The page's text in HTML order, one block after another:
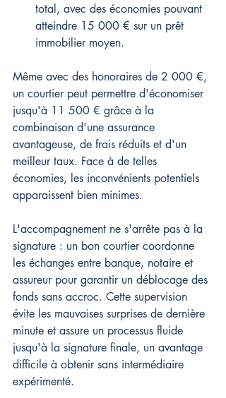
total, avec des économies pouvant
atteindre 15 000 € sur un prêt
immobilier moyen.
Même avec des honoraires de 2 000 €,
un courtier peut permettre d'économiser
jusqu'à 11 500 € grâce à la
combinaison d'une assurance
avantageuse, de frais réduits et d'un
meilleur taux. Face à de telles
économies, les inconvénients potentiels
apparaissent bien minimes.
L'accompagnement ne s'arrête pas à la
signature : un bon courtier coordonne
les échanges entre banque, notaire et
assureur pour garantir un déblocage des
fonds sans accroc. Cette supervision
évite les mauvaises surprises de dernière
minute et assure un processus fluide
jusqu'à la signature finale, un avantage
difficile à obtenir sans intermédiaire
expérimenté.